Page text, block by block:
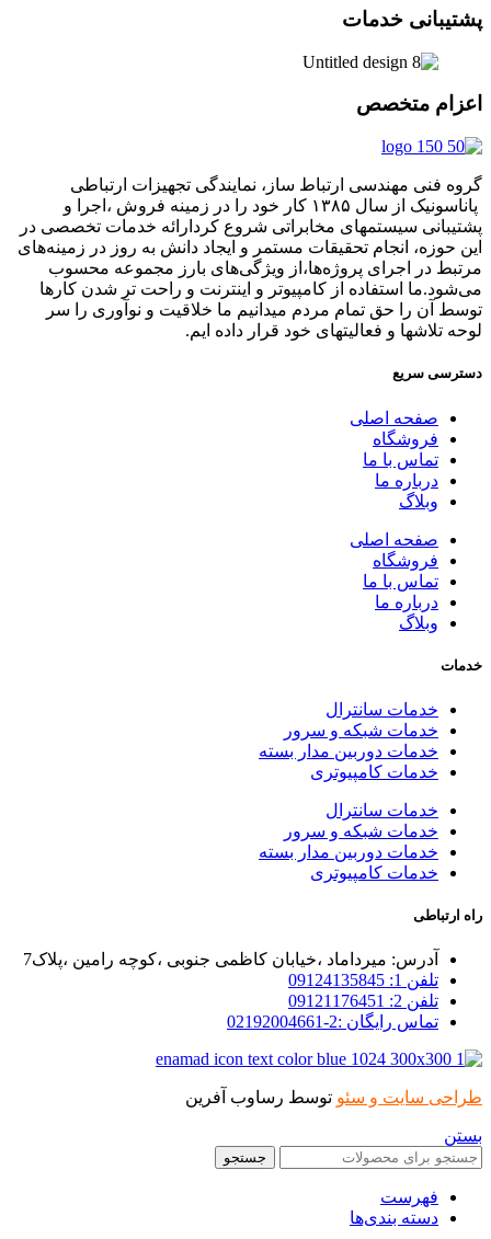
پشتیبانی خدمات
اعزام متخصص
گروه فنی مهندسی ارتباط ساز، نمایندگی تجهیزات ارتباطی
پاناسونیک از سال ۱۳۸۵ کار خود را در زمینه فروش ،اجرا و
پشتیبانی سیستمهای مخابراتی شروع کردارائه خدمات تخصصی در
این حوزه، انجام تحقیقات مستمر و ایجاد دانش به‌ روز در زمینه‌های
مرتبط در اجرای پروژه‌ها،از ویژگی‌های بارز مجموعه محسوب
می‌شود.ما استفاده از کامپیوتر و اینترنت و راحت تر شدن کارها
توسط آن را حق تمام مردم میدانیم ما خلاقیت و نوآوری را سر
لوحه تلاشها و فعالیتهای خود قرار داده ایم.
دسترسی سریع
صفحه اصلی
فروشگاه
تماس با ما
درباره ما
وبلاگ
صفحه اصلی
فروشگاه
تماس با ما
درباره ما
وبلاگ
خدمات
خدمات سانترال
خدمات شبکه و سرور
خدمات دوربین مدار بسته
خدمات کامپیوتری
خدمات سانترال
خدمات شبکه و سرور
خدمات دوربین مدار بسته
خدمات کامپیوتری
راه ارتباطی
آدرس: میرداماد ،خیابان کاظمی جنوبی ،کوچه رامین ،پلاک7
تلفن 1: 09124135845
تلفن 2: 09121176451
تماس رایگان :2-02192004661
طراحی سایت و سئو توسط رساوب آفرین
بستن
جستجو
فهرست
دسته بندی‌ها